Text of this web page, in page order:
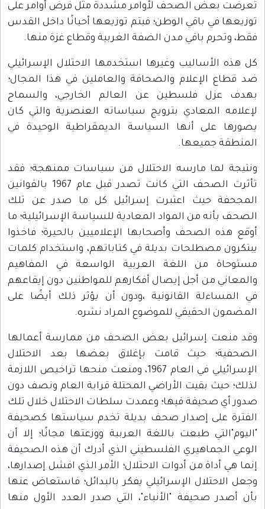
تعرضت بعض الصحف لأوامر مشددة مثل فرض أوامر على
توزيعها في باقي الوطن؛ فيتم توزيعها أحيانًا داخل القدس
فقط، وتحرم باقي مدن الضفة الغربية وقطاع غزة منها.
كل هذه الأساليب وغيرها استخدمها الاحتلال الإسرائيلي
ضد قطاع الإعلام والصحافة والعاملين في هذا المجال؛
بهدف عزل فلسطين عن العالم الخارجي، والسماح
لإعلامه المعادي بترويج سياساته العنصرية والتي كان
يصورها على أنها السياسة الديمقراطية الوحيدة في
المنطقة جميعها.
ونتيجة لما مارسه الاحتلال من سياسات ممنهجة؛ فقد
تأثرت الصحف التي كانت تصدر قبل عام 1967 بالقوانين
المجحفة حيث اعتبرت إسرائيل كل ما صدر عن تلك
الصحف بأنه من المواد المعادية للسياسة الإسرائيلية؛ ما
أوقع هذه الصحف وأصحابها الإعلاميين بالحيرة؛ فاخذوا
يبتكرون مصطلحات بديلة في كتاباتهم، واستخدام كلمات
مستوحاة من اللغة العربية الواسعة في المفاهيم
والمعاني من أجل إيصال أفكارهم للمواطنين دون إيقاعهم
في المساءلة القانونية ،ودون أن يؤثر ذلك أيضًا على
المضمون الحقيقي للموضوع المراد نشره.
وقد منعت إسرائيل بعض الصحف من ممارسة أعمالها
الصحفية؛ حيث قامت بإغلاق بعضها بعد الاحتلال
الإسرائيلي في العام 1967، ومنعت منحها تراخيص اللازمة
لذلك؛ حيث بقيت الأراضي المحتلة قرابة العام ونصف دون
صدور أي صحيفة فيها؛ وعمدت سلطات الاحتلال خلال تلك
الفترة على إصدار صحف بديلة تخدم سياستها كصحيفة
"اليوم"التي طبعت باللغة العربية ووزعتها مجانًا؛ إلا أن
الوعي الجماهيري الفلسطيني الذي أدرك أن هذه الصحيفة
إنما هي أداة من أدوات الاحتلال؛ الأمر الذي افشل إصدارها،
وجعل الاحتلال الإسرائيلي يفكر بالبدائل؛ فاستعاض عنها
بأن أصدر صحيفة "الأنباء"، التي صدر العدد الأول منها